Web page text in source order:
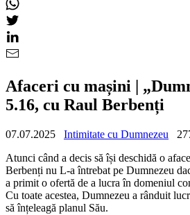
Afaceri cu mașini |
5.16, cu Raul Berbenți
07.07.2025 Intimitate cu Dumnezeu
Atunci când a decis să își deschidă o
Berbenți nu L-a întrebat pe Dumnezeu
a primit o ofertă de a lucra în domeniul
Cu toate acestea, Dumnezeu a rânduit
să înțeleagă planul Său.